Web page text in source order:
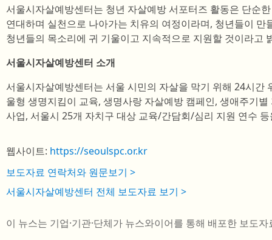
서울시자살예방센터는 청년 자살예방 서포터즈 활동은 단순
연대하며 실천으로 나아가는 치유의 여정이라며, 청년들이
청년들의 목소리에 귀 기울이고 지속적으로 지원할 것이라고
서울시자살예방센터 소개
서울시자살예방센터는 서울 시민의 자살을 막기 위해 24시간
울형 생명지킴이 교육, 생명사랑 자살예방 캠페인, 생애주기
사업, 서울시 25개 자치구 대상 교육/간담회/심리 지원 연수
웹사이트: https://seoulspc.or.kr
보도자료 연락처와 원문보기 >
서울시자살예방센터 전체 보도자료 보기 >
이 뉴스는 기업·기관·단체가 뉴스와이어를 통해 배포한 보도